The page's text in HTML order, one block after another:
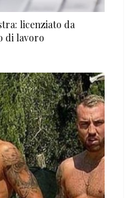
licenziato da
di lavoro